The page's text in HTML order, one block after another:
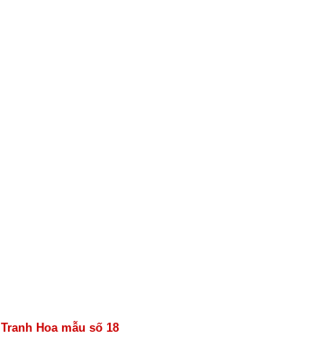
Tranh Hoa mẫu số 18